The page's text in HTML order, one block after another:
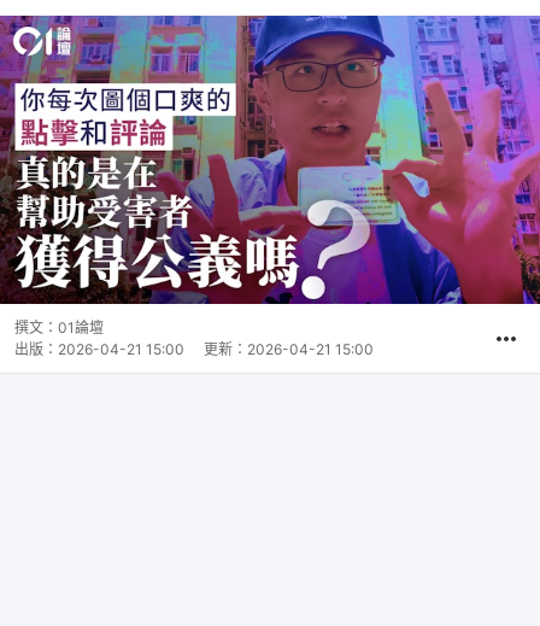
撰文： 01論壇
出版： 2026-04-21 15:00 更新： 2026-04-21 15:00